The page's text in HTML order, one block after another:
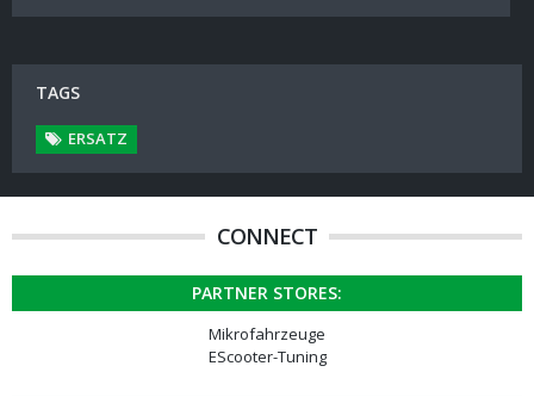
TAGS
ERSATZ
CONNECT
PARTNER STORES:
Mikrofahrzeuge
EScooter-Tuning